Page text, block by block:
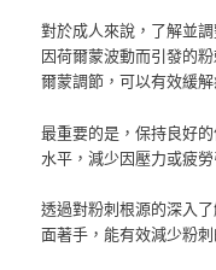
對於成人來說，了解並
因荷爾蒙波動而引發的
爾蒙調節，可以有效緩解
最重要的是，保持良好
水平，減少因壓力或疲
透過對粉刺根源的深入
面著手，能有效減少粉